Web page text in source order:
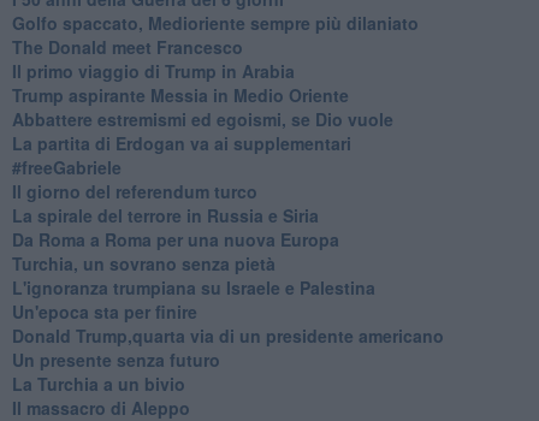
Golfo spaccato, Medioriente sempre più dilaniato
The Donald meet Francesco
Il primo viaggio di Trump in Arabia
Trump aspirante Messia in Medio Oriente
Abbattere estremismi ed egoismi, se Dio vuole
La partita di Erdogan va ai supplementari
#freeGabriele
Il giorno del referendum turco
La spirale del terrore in Russia e Siria
Da Roma a Roma per una nuova Europa
Turchia, un sovrano senza pietà
L'ignoranza trumpiana su Israele e Palestina
Un'epoca sta per finire
Donald Trump,quarta via di un presidente americano
Un presente senza futuro
La Turchia a un bivio
Il massacro di Aleppo